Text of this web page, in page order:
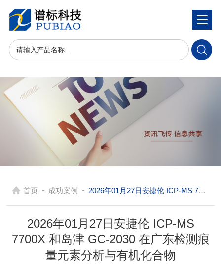
首页 - 成功案例 - 2026年01月27日安捷伦 ICP-MS 7700X 和岛津 GC-2030 在广东检测痕量元素分析与有机化合物
2026年01月27日安捷伦 ICP-MS
7700X 和岛津 GC-2030 在广东检测痕
量元素分析与有机化合物